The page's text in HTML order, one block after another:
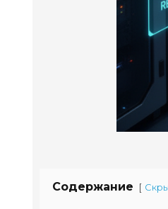
Содержание [